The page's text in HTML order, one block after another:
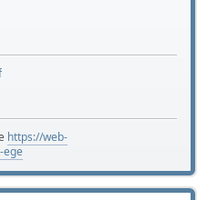
https://web-
ege